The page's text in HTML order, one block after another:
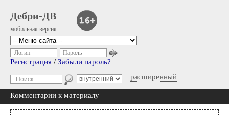
Дебри-ДВ
мобильная версия
расширенный
Логин Пароль
Регистрация / Забыли пароль?
Комментарии к материалу